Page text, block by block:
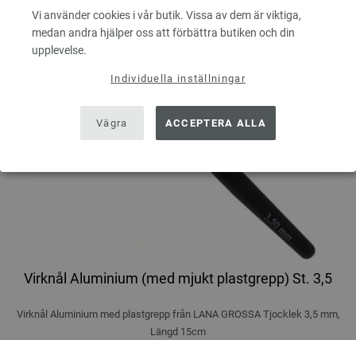
Vi använder cookies i vår butik. Vissa av dem är viktiga,
medan andra hjälper oss att förbättra butiken och din
upplevelse.
Individuella inställningar
Vägra ACCEPTERA ALLA
Virknål Aluminium (med mjukt plastgrepp) St. 3,5
Virknål Aluminium med plastgrepp från LANA GROSSA Tjocklek 3,5 mm,
Längd 15cm